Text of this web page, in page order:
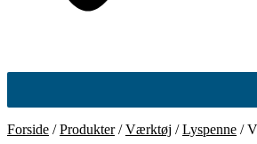
Forside /Produkter/Værktøj /Lyspenne /